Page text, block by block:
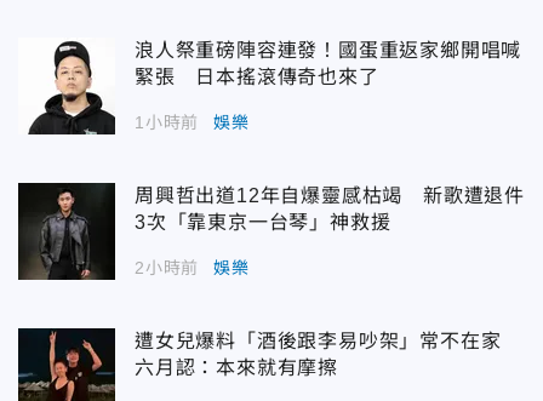
浪人祭重磅陣容連發！國蛋重返家鄉開唱喊
緊張 日本搖滾傳奇也來了
1小時前 娛樂
周興哲出道12年自爆靈感枯竭 新歌遭退件
3次「靠東京一台琴」神救援
2小時前 娛樂
遭女兒爆料「酒後跟李易吵架」常不在家
六月認：本來就有摩擦